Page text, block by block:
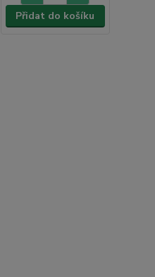
Přidat do košíku